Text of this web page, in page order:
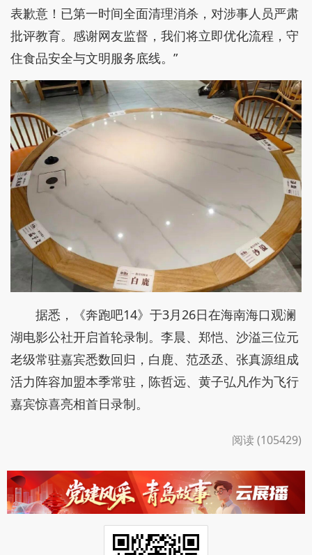
表歉意！已第一时间全面清理消杀，对涉事人员严肃
批评教育。感谢网友监督，我们将立即优化流程，守
住食品安全与文明服务底线。”
据悉，《奔跑吧14》于3月26日在海南海口观澜
湖电影公社开启首轮录制。李晨、郑恺、沙溢三位元
老级常驻嘉宾悉数回归，白鹿、范丞丞、张真源组成
活力阵容加盟本季常驻，陈哲远、黄子弘凡作为飞行
嘉宾惊喜亮相首日录制。
阅读 (105429)